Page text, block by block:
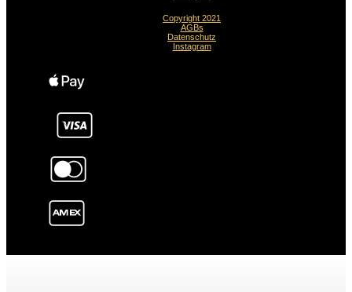
Copyright 2021
AGBs
Datenschutz
Instagram